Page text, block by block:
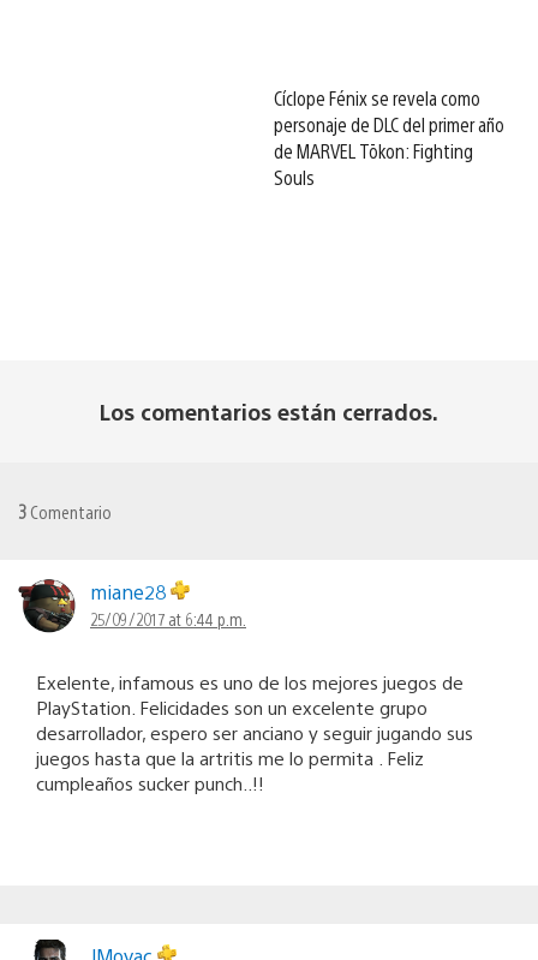
Cíclope Fénix se revela como
personaje de DLC del primer año
de MARVEL Tōkon: Fighting
Souls
Los comentarios están cerrados.
3 Comentario
miane28
25/09/2017 at 6:44 p.m.
Exelente, infamous es uno de los mejores juegos de
PlayStation. Felicidades son un excelente grupo
desarrollador, espero ser anciano y seguir jugando sus
juegos hasta que la artritis me lo permita . Feliz
cumpleaños sucker punch..!!